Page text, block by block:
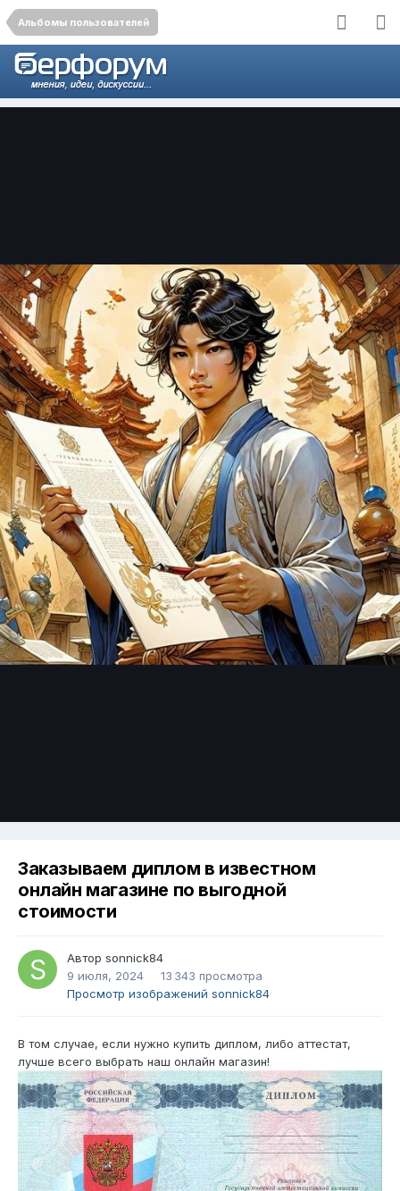
Альбомы пользователей
Заказываем диплом в известном
онлайн магазине по выгодной
стоимости
Автор sonnick84
9 июля, 2024
13 343 просмотра
Просмотр изображений sonnick84
В том случае, если нужно купить диплом, либо аттестат,
лучше всего выбрать наш онлайн магазин!